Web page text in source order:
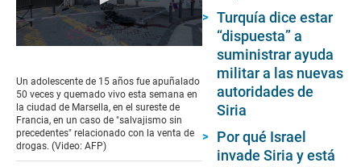
of
1
minute,
34
seconds
Un adolescente de 15 años fue apuñalado
50 veces y quemado vivo esta semana en
la ciudad de Marsella, en el sureste de
Francia, en un caso de "salvajismo sin
precedentes" relacionado con la venta de
drogas. (Video: AFP)
Turquía dice estar
“dispuesta” a
suministrar ayuda
militar a las nuevas
autoridades de
Siria
Por qué Israel
invade Siria y está